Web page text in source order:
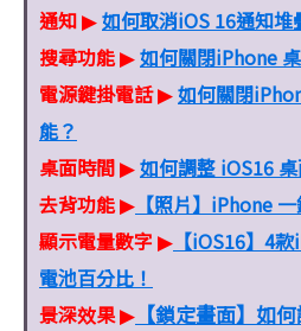
通知▶如何取消iOS 16通知堆
搜尋功能▶如何關閉iPhone
電源鍵掛電話▶如何關閉
能？
桌面時間▶如何調整 iOS16
去背功能▶ 【照片】iPhone
顯示電量數字 ▶ 【iOS16】4
電池百分比！
景深效果▶ 【鎖定畫面】如